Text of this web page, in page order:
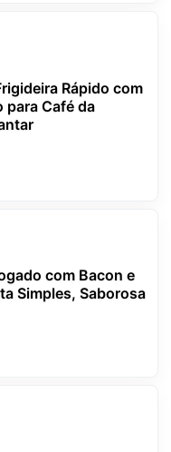
Rápido com
para Café da
com Bacon e
Simples, Saborosa